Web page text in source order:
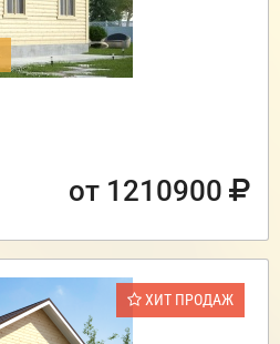
от 1210900
ХИТ ПРОДАЖ